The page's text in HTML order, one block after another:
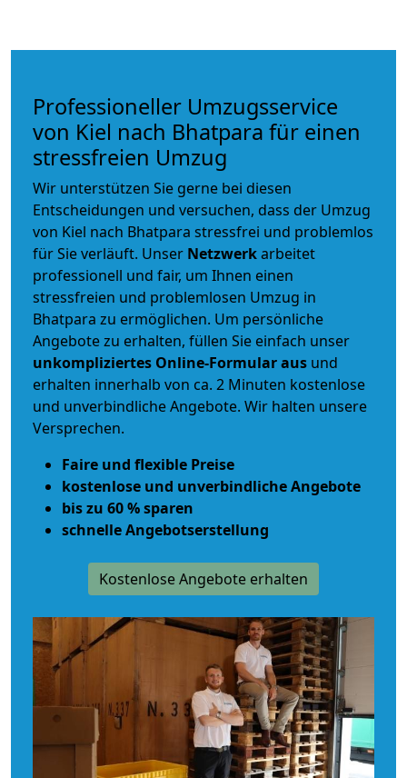
Professioneller Umzugsservice
von Kiel nach Bhatpara für einen
stressfreien Umzug
Wir unterstützen Sie gerne bei diesen
Entscheidungen und versuchen, dass der Umzug
von Kiel nach Bhatpara stressfrei und problemlos
für Sie verläuft. Unser Netzwerkarbeitet
professionell und fair, um Ihnen einen
stressfreien und problemlosen Umzug in
Bhatpara zu ermöglichen. Um persönliche
Angebote zu erhalten, füllen Sie einfach unser
unkompliziertes Online-Formular aus und
erhalten innerhalb von ca. 2 Minuten kostenlose
und unverbindliche Angebote. Wir halten unsere
Versprechen.
Faire und flexible Preise
kostenlose und unverbindliche Angebote
bis zu 60 % sparen
schnelle Angebotserstellung
Kostenlose Angebote erhalten